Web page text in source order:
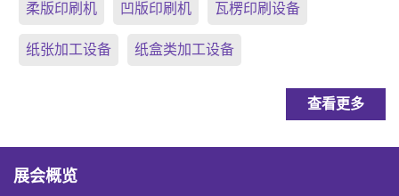
柔版印刷机 凹版印刷机 瓦楞印刷设备
纸张加工设备 纸盒类加工设备
查看更多
展会概览